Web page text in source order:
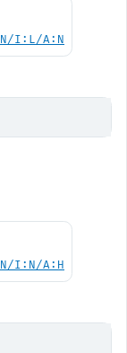
I:L/A:N
I:N/A:H